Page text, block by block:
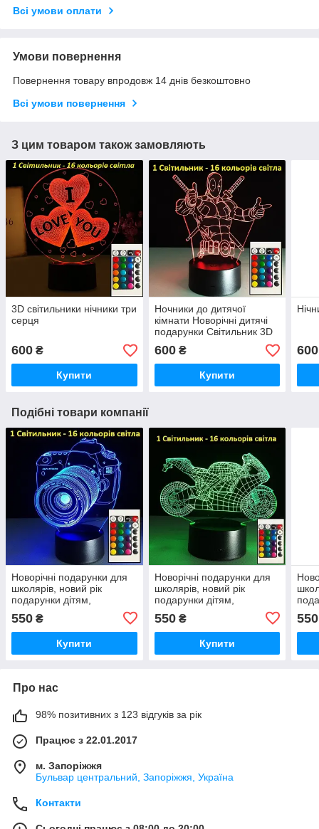
Всі умови оплати
Умови повернення
Повернення товару впродовж 14 днів безкоштовно
Всі умови повернення
З цим товаром також замовляють
3D світильники нічники три
серця
600 ₴
Купити
Ночники до дитячої
кімнати Новорічні дитячі
подарунки Світильник 3D
Дедпул
600₴
Купити
600
Подібні товари компанії
Новорічні подарунки для
школярів, новий рік
подарунки дітям,
дітям
550 ₴
Купити
Новорічні подарунки для
школярів, новий рік
подарунки дітям,
дітям
550₴
Купити
550
Про нас
98% позитивних з 123 відгуків за рік
Працює з 22.01.2017
м. Запоріжжя
Бульвар центральний, Запоріжжя, Україна
Контакти